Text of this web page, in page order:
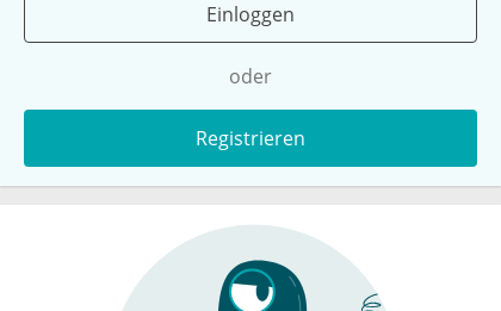
Einloggen
oder
Registrieren